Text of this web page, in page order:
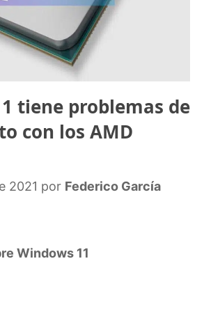
tiene problemas de
con los AMD
2021 por Federico García
Windows 11